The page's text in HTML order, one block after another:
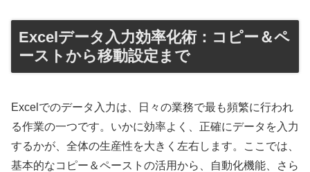
Excelデータ入力効率化術：コピー＆ペ
ーストから移動設定まで
Excelでのデータ入力は、日々の業務で最も頻繁に行われ
る作業の一つです。いかに効率よく、正確にデータを入力
するかが、全体の生産性を大きく左右します。ここでは、
基本的なコピー＆ペーストの活用から、自動化機能、さら